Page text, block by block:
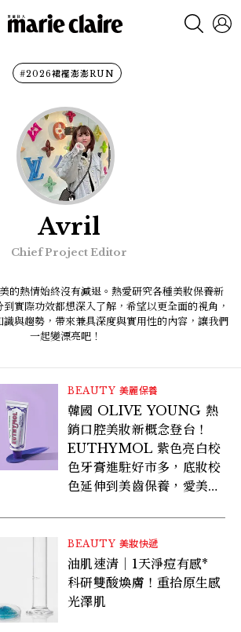
#2026裙襬澎澎RUN
Avril
Chief Project Editor
的熱情始終沒有減退。熱愛研究各種美妝保養新
實際功效都想深入了解，希望以更全面的視角，
與趨勢，帶來兼具深度與實用性的內容，讓我們
一起變漂亮吧！
BEAUTY 美麗保養
韓國 OLIVE YOUNG 熱
銷口腔美妝新概念登台！
EUTHYMOL 紫色亮白校
色牙膏進駐好市多，底妝校
色延伸到美齒保養，愛美女
BEAUTY 美妝快遞
油肌速清｜1天淨痘有感*
科研雙酸煥膚！重拾原生感
光澤肌